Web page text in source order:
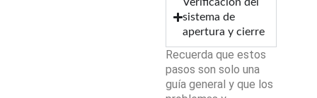
Verificación del
sistema de
apertura y cierre
Recuerda que estos
pasos son solo una
guía general y que los